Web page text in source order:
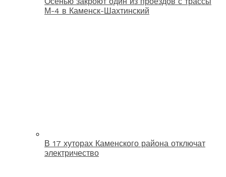
М-4 в Каменск-Шахтинский
В 17 хуторах Каменского района отключат
электричество